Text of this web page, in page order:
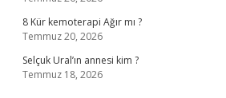
8 Kür kemoterapi Ağır mı ?
Temmuz 20, 2026
Selçuk Ural’ın annesi kim ?
Temmuz 18, 2026